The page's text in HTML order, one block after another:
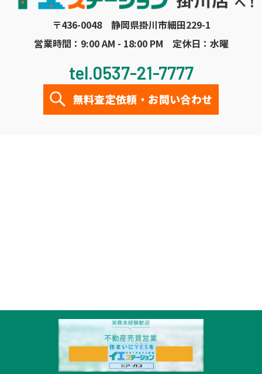
〒436-0048 静岡県掛川市細田229-1
営業時間：9:00 AM - 18:00 PM 定休日：水曜
tel.0537-21-7777
無料査定依頼・お問い合わせ